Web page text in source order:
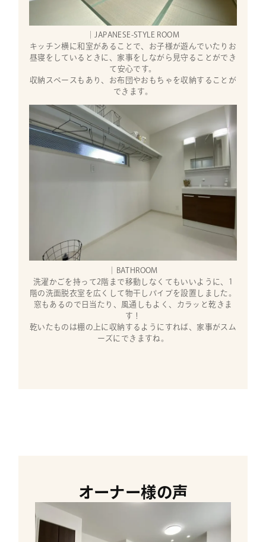
｜JAPANESE-STYLE ROOM
キッチン横に和室があることで、お子様が遊んでいたりお
昼寝をしているときに、家事をしながら見守ることができ
て安心です。
収納スペースもあり、お布団やおもちゃを収納することが
できます。
｜BATHROOM
洗濯かごを持って2階まで移動しなくてもいいように、1
階の洗面脱衣室を広くして物干しパイプを設置しました。
窓もあるので日当たり、風通しもよく、カラッと乾きま
す！
乾いたものは棚の上に収納するようにすれば、家事がスム
ーズにできますね。
オーナー様の声